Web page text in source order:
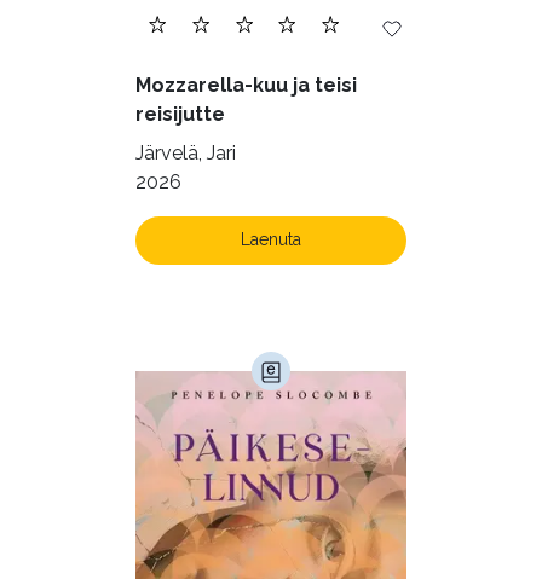
Mozzarella-kuu ja teisi
reisijutte
Järvelä, Jari
2026
Laenuta